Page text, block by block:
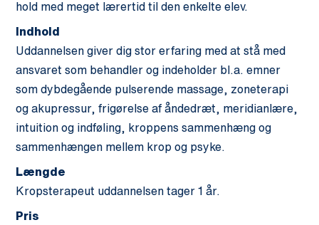
hold med meget lærertid til den enkelte elev.
Indhold
Uddannelsen giver dig stor erfaring med at stå med
ansvaret som behandler og indeholder bl.a. emner
som dybdegående pulserende massage, zoneterapi
og akupressur, frigørelse af åndedræt, meridianlære,
intuition og indføling, kroppens sammenhæng og
sammenhængen mellem krop og psyke.
Længde
Kropsterapeut uddannelsen tager 1 år.
Pris